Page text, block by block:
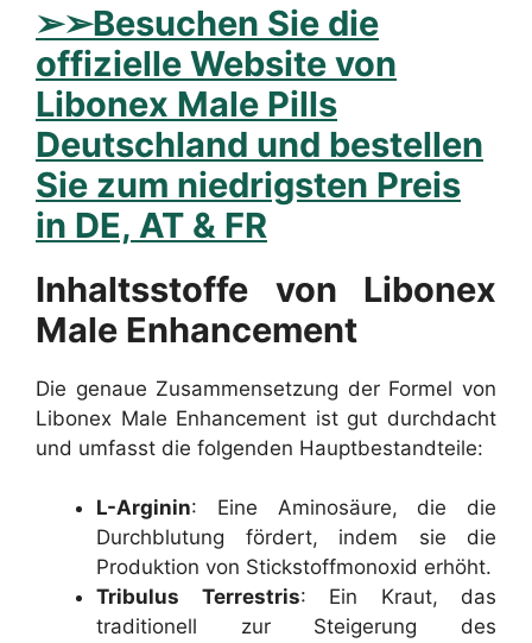
➢➢Besuchen Sie die
offizielle Website von
Libonex Male Pills
Deutschland und bestellen
Sie zum niedrigsten Preis
in DE, AT & FR
Inhaltsstoffe von Libonex
Male Enhancement
Die genaue Zusammensetzung der Formel von
Libonex Male Enhancement ist gut durchdacht
und umfasst die folgenden Hauptbestandteile:
L-Arginin: Eine Aminosäure, die die
Durchblutung fördert, indem sie die
Produktion von Stickstoffmonoxid erhöht.
Tribulus Terrestris: Ein Kraut, das
traditionell zur Steigerung des